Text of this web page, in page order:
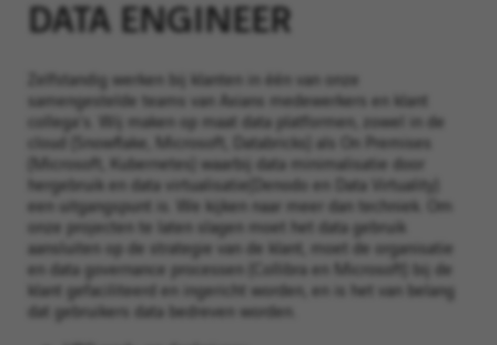
DATA ENGINEER
Zelfstandig werken bij klanten in één van onze
samengestelde teams van Axians medewerkers en klant
collega's. Wij maken op maat data platformen, zowel in de
cloud (Snowflake, Microsoft, Databricks) als On Premises
(Microsoft, Kubernetes) waarbij data minimalisatie door
hergebruik en data virtualisatie(Denodo en Data Virtuality)
een uitgangspunt is. We kijken naar meer dan techniek. Om
onze projecten te laten slagen moet het data gebruik
aansluiten op de strategie van de klant, moet de organisatie
en data governance processen (Collibra en Microsoft) bij de
klant gefaciliteerd en ingericht worden, en is het van belang
dat gebruikers data bedreven worden.